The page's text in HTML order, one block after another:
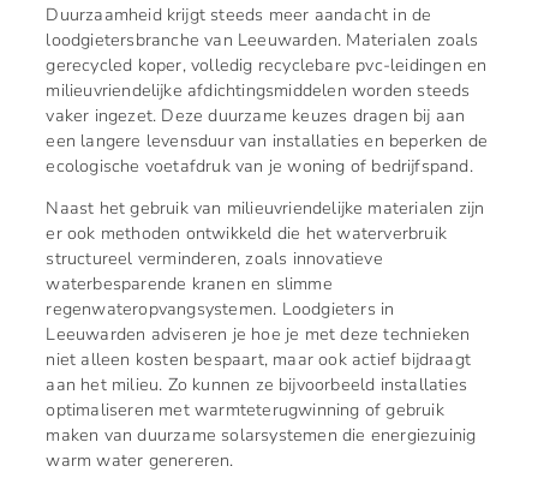
Duurzaamheid krijgt steeds meer aandacht in de
loodgietersbranche van Leeuwarden. Materialen zoals
gerecycled koper, volledig recyclebare pvc-leidingen en
milieuvriendelijke afdichtingsmiddelen worden steeds
vaker ingezet. Deze duurzame keuzes dragen bij aan
een langere levensduur van installaties en beperken de
ecologische voetafdruk van je woning of bedrijfspand.
Naast het gebruik van milieuvriendelijke materialen zijn
er ook methoden ontwikkeld die het waterverbruik
structureel verminderen, zoals innovatieve
waterbesparende kranen en slimme
regenwateropvangsystemen. Loodgieters in
Leeuwarden adviseren je hoe je met deze technieken
niet alleen kosten bespaart, maar ook actief bijdraagt
aan het milieu. Zo kunnen ze bijvoorbeeld installaties
optimaliseren met warmteterugwinning of gebruik
maken van duurzame solarsystemen die energiezuinig
warm water genereren.